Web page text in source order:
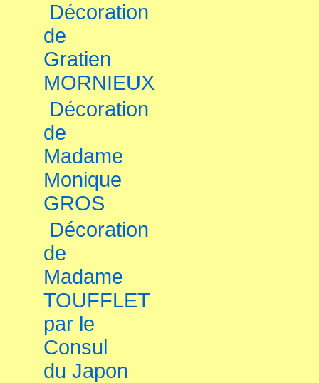
Décoration
de
Gratien
MORNIEUX
Décoration
de
Madame
Monique
GROS
Décoration
de
Madame
TOUFFLET
par le
Consul
du Japon